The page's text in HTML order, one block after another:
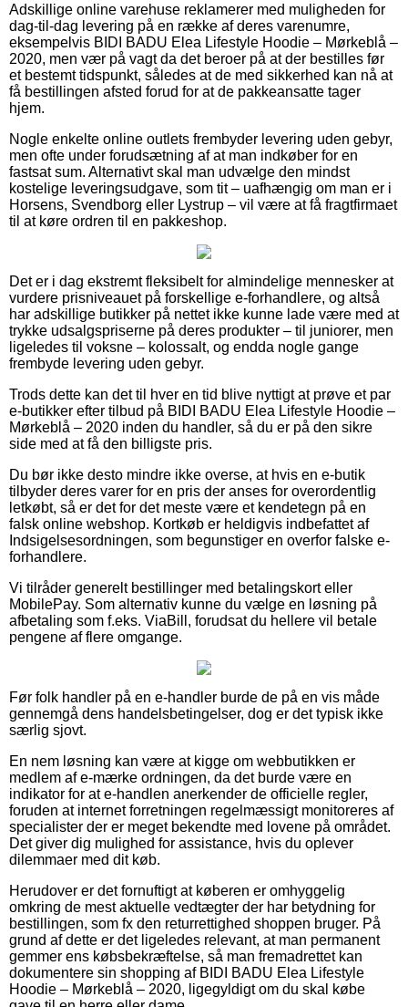
Adskillige online varehuse reklamerer med muligheden for
dag-til-dag levering på en række af deres varenumre,
eksempelvis BIDI BADU Elea Lifestyle Hoodie – Mørkeblå –
2020, men vær på vagt da det beroer på at der bestilles før
et bestemt tidspunkt, således at de med sikkerhed kan nå at
få bestillingen afsted forud for at de pakkeansatte tager
hjem.
Nogle enkelte online outlets frembyder levering uden gebyr,
men ofte under forudsætning af at man indkøber for en
fastsat sum. Alternativt skal man udvælge den mindst
kostelige leveringsudgave, som tit – uafhængig om man er i
Horsens, Svendborg eller Lystrup – vil være at få fragtfirmaet
til at køre ordren til en pakkeshop.
Det er i dag ekstremt fleksibelt for almindelige mennesker at
vurdere prisniveauet på forskellige e-forhandlere, og altså
har adskillige butikker på nettet ikke kunne lade være med at
trykke udsalgspriserne på deres produkter – til juniorer, men
ligeledes til voksne – kolossalt, og endda nogle gange
frembyde levering uden gebyr.
Trods dette kan det til hver en tid blive nyttigt at prøve et par
e-butikker efter tilbud på BIDI BADU Elea Lifestyle Hoodie –
Mørkeblå – 2020 inden du handler, så du er på den sikre
side med at få den billigste pris.
Du bør ikke desto mindre ikke overse, at hvis en e-butik
tilbyder deres varer for en pris der anses for overordentlig
letkøbt, så er det for det meste være et kendetegn på en
falsk online webshop. Kortkøb er heldigvis indbefattet af
Indsigelsesordningen, som begunstiger en overfor falske e-
forhandlere.
Vi tilråder generelt bestillinger med betalingskort eller
MobilePay. Som alternativ kunne du vælge en løsning på
afbetaling som f.eks. ViaBill, forudsat du hellere vil betale
pengene af flere omgange.
Før folk handler på en e-handler burde de på en vis måde
gennemgå dens handelsbetingelser, dog er det typisk ikke
særlig sjovt.
En nem løsning kan være at kigge om webbutikken er
medlem af e-mærke ordningen, da det burde være en
indikator for at e-handlen anerkender de officielle regler,
foruden at internet forretningen regelmæssigt monitoreres af
specialister der er meget bekendte med lovene på området.
Det giver dig mulighed for assistance, hvis du oplever
dilemmaer med dit køb.
Herudover er det fornuftigt at køberen er omhyggelig
omkring de mest aktuelle vedtægter der har betydning for
bestillingen, som fx den returrettighed shoppen bruger. På
grund af dette er det ligeledes relevant, at man permanent
gemmer ens købsbekræftelse, så man fremadrettet kan
dokumentere sin shopping af BIDI BADU Elea Lifestyle
Hoodie – Mørkeblå – 2020, ligegyldigt om du skal købe